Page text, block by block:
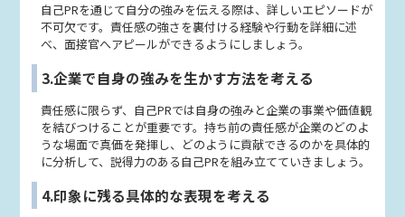
自己PRを通じて自分の強みを伝える際は、詳しいエピソードが
不可欠です。責任感の強さを裏付ける経験や行動を詳細に述
べ、面接官へアピールができるようにしましょう。
3.企業で自身の強みを生かす方法を考える
責任感に限らず、自己PRでは自身の強みと企業の事業や価値観
を結びつけることが重要です。持ち前の責任感が企業のどのよ
うな場面で真価を発揮し、どのように貢献できるのかを具体的
に分析して、説得力のある自己PRを組み立てていきましょう。
4.印象に残る具体的な表現を考える